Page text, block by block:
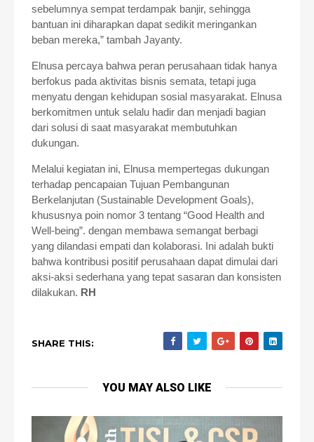
sebelumnya sempat terdampak banjir, sehingga
bantuan ini diharapkan dapat sedikit meringankan
beban mereka,” tambah Jayanty.
Elnusa percaya bahwa peran perusahaan tidak hanya
berfokus pada aktivitas bisnis semata, tetapi juga
menyatu dengan kehidupan sosial masyarakat. Elnusa
berkomitmen untuk selalu hadir dan menjadi bagian
dari solusi di saat masyarakat membutuhkan
dukungan.
Melalui kegiatan ini, Elnusa mempertegas dukungan
terhadap pencapaian Tujuan Pembangunan
Berkelanjutan (Sustainable Development Goals),
khususnya poin nomor 3 tentang “Good Health and
Well-being”. dengan membawa semangat berbagi
yang dilandasi empati dan kolaborasi. Ini adalah bukti
bahwa kontribusi positif perusahaan dapat dimulai dari
aksi-aksi sederhana yang tepat sasaran dan konsisten
dilakukan. RH
SHARE THIS:
YOU MAY ALSO LIKE